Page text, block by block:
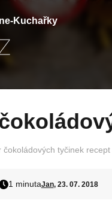
e-Kuchařky
čokoládových tyčinek recept
1 minutaJan, 23. 07. 2018